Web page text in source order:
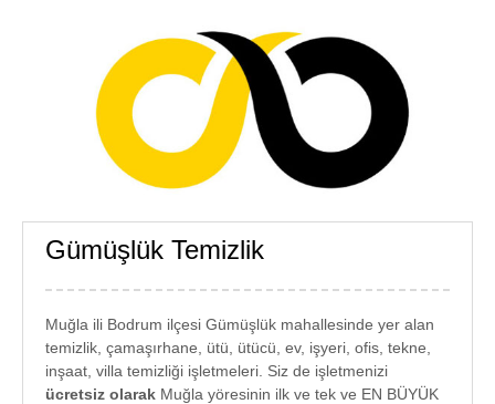
GÜMÜŞLÜK
Gümüşlük Temizlik
Muğla ili Bodrum ilçesi Gümüşlük mahallesinde yer alan
temizlik, çamaşırhane, ütü, ütücü, ev, işyeri, ofis, tekne,
inşaat, villa temizliği işletmeleri. Siz de işletmenizi
ücretsiz olarak Muğla yöresinin ilk ve tek ve EN BÜYÜK